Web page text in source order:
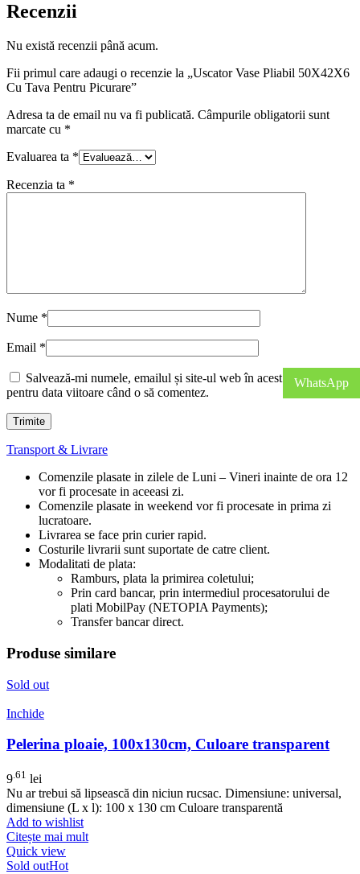
Recenzii
Nu există recenzii până acum.
Fii primul care adaugi o recenzie la „Uscator Vase Pliabil 50X42X6
Cu Tava Pentru Picurare”
Adresa ta de email nu va fi publicată. Câmpurile obligatorii sunt
marcate cu *
Evaluarea ta *
Recenzia ta *
Nume *
Email *
Salvează-mi numele, emailul și site-ul web în acest navigator
pentru data viitoare când o să comentez.
Transport & Livrare
Comenzile plasate in zilele de Luni – Vineri inainte de ora 12
vor fi procesate in aceeasi zi.
Comenzile plasate in weekend vor fi procesate in prima zi
lucratoare.
Livrarea se face prin curier rapid.
Costurile livrarii sunt suportate de catre client.
Modalitati de plata:
Ramburs, plata la primirea coletului;
Prin card bancar, prin intermediul procesatorului de
plati MobilPay (NETOPIA Payments);
Transfer bancar direct.
Produse similare
Sold out
Inchide
Pelerina ploaie, 100x130cm, Culoare transparent
9.61 lei
Nu ar trebui să lipsească din niciun rucsac. Dimensiune: universal,
dimensiune (L x l): 100 x 130 cm Culoare transparentă
Add to wishlist
Citește mai mult
Quick view
Sold outHot
WhatsApp